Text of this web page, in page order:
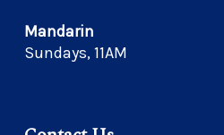
Mandarin
Sundays, 11AM